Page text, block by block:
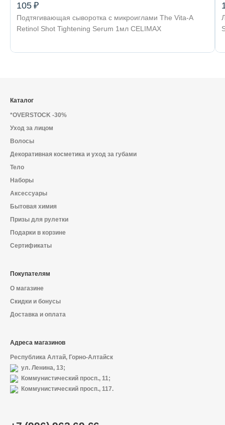
105 ₽
Подтягивающая сыворотка с микроиглами The Vita-A
Retinol Shot Tightening Serum 1мл CELIMAX
Каталог
*OVERSTOCK -30%
Уход за лицом
Волосы
Декоративная косметика и уход за губами
Тело
Наборы
Аксессуары
Бытовая химия
Призы для рулетки
Подарки в корзине
Сертификаты
Покупателям
О магазине
Скидки и бонусы
Доставка и оплата
Адреса магазинов
Республика Алтай, Горно-Алтайск
ул. Ленина, 13;
Коммунистический просп., 11;
Коммунистический просп., 117.